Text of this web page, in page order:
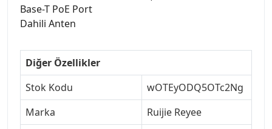
Base-T PoE Port
Dahili Anten
Diğer Özellikler
Stok Kodu
wOTEyODQ5OTc2Ng
Marka
Ruijie Reyee